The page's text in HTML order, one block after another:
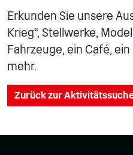
Erkunden Sie unsere
Krieg“, Stellwerke,
Fahrzeuge, ein Café,
mehr.
Zurück zur